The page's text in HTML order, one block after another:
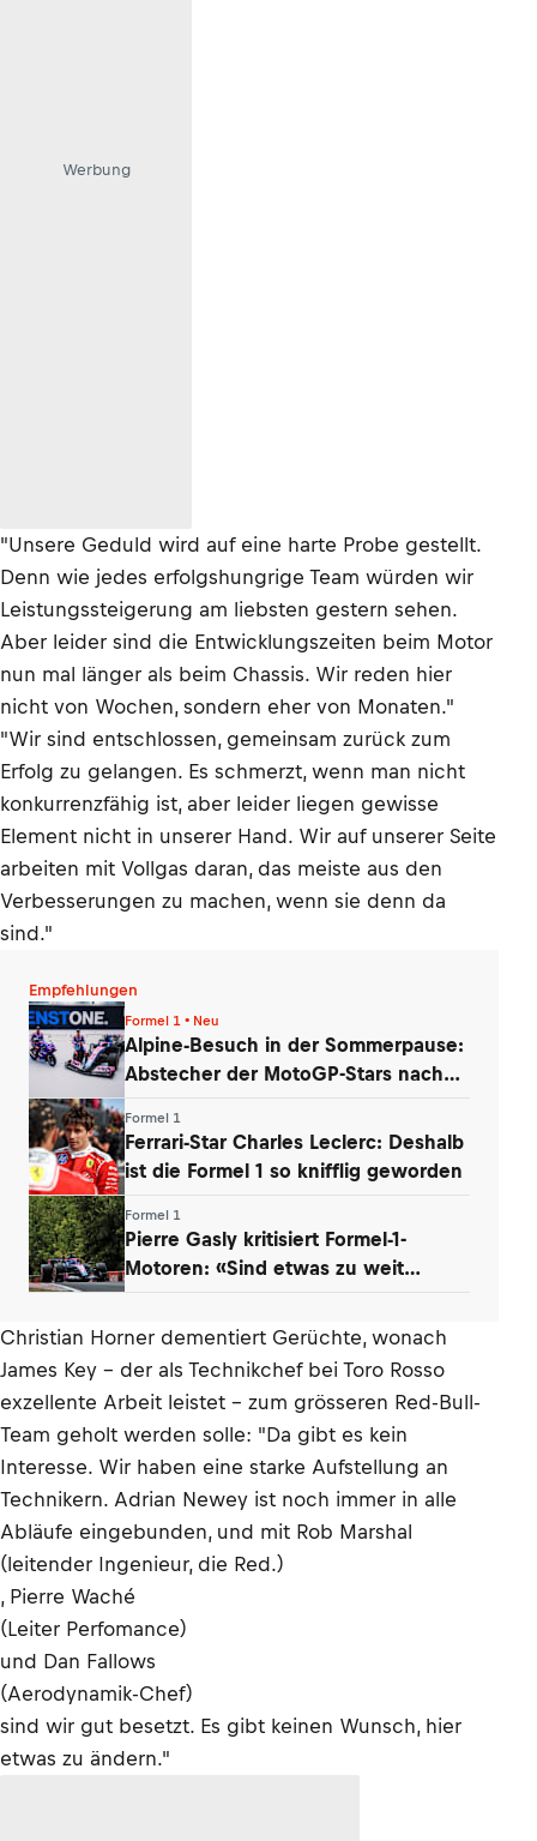
Werbung
"Unsere Geduld wird auf eine harte Probe gestellt.
Denn wie jedes erfolgshungrige Team würden wir
Leistungssteigerung am liebsten gestern sehen.
Aber leider sind die Entwicklungszeiten beim Motor
nun mal länger als beim Chassis. Wir reden hier
nicht von Wochen, sondern eher von Monaten."
"Wir sind entschlossen, gemeinsam zurück zum
Erfolg zu gelangen. Es schmerzt, wenn man nicht
konkurrenzfähig ist, aber leider liegen gewisse
Element nicht in unserer Hand. Wir auf unserer Seite
arbeiten mit Vollgas daran, das meiste aus den
Verbesserungen zu machen, wenn sie denn da
sind."
Empfehlungen
Formel 1 • Neu
Alpine-Besuch in der Sommerpause:
Abstecher der MotoGP-Stars nach
Formel 1
Ferrari-Star Charles Leclerc: Deshalb
ist die Formel 1 so knifflig geworden
Formel 1
Pierre Gasly kritisiert Formel-1-
Motoren: «Sind etwas zu weit
Christian Horner dementiert Gerüchte, wonach
James Key – der als Technikchef bei Toro Rosso
exzellente Arbeit leistet – zum grösseren Red-Bull-
Team geholt werden solle: "Da gibt es kein
Interesse. Wir haben eine starke Aufstellung an
Technikern. Adrian Newey ist noch immer in alle
Abläufe eingebunden, und mit Rob Marshal
(leitender Ingenieur, die Red.)
, Pierre Waché
(Leiter Perfomance)
und Dan Fallows
(Aerodynamik-Chef)
sind wir gut besetzt. Es gibt keinen Wunsch, hier
etwas zu ändern."